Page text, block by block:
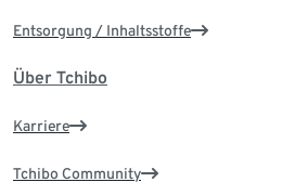
Entsorgung / Inhaltsstoffe
Über Tchibo
Karriere
Tchibo Community